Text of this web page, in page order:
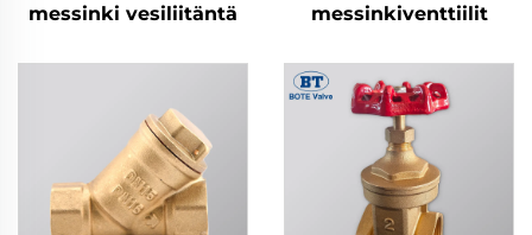
messinki vesiliitäntä
messinkiventtiilit